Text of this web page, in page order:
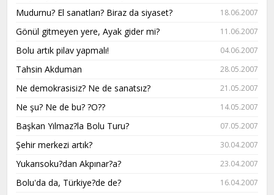
Mudurnu? El sanatları? Biraz da siyaset? 18.06.2007
Gönül gitmeyen yere, Ayak gider mi? 11.06.2007
Bolu artık pilav yapmalı! 04.06.2007
Tahsin Akduman 28.05.2007
Ne demokrasisiz? Ne de sanatsız? 21.05.2007
Ne şu? Ne de bu? ?O?? 14.05.2007
Başkan Yılmaz?la Bolu Turu? 07.05.2007
Şehir merkezi artık? 30.04.2007
Yukarısoku?dan Akpınar?a? 23.04.2007
Bolu'da da, Türkiye?de de? 16.04.2007